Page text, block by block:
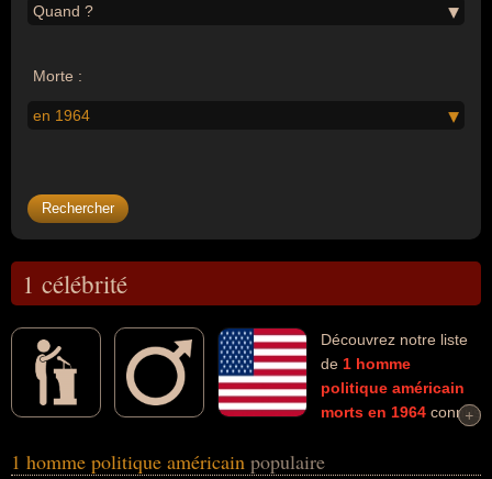
Quand ?
Morte :
en 1964
1 célébrité
Découvrez notre liste
de 1 homme
politique américain
morts en 1964 connus
masculin) peuvent avoir des liens variés dans les domaines de la
+
+
1 homme politique américain populaire